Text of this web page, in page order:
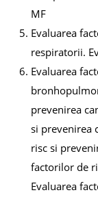
MF
Evaluarea
respiratorii.
Evaluarea
prevenirea
si prevenirea
risc si
factorilor de
Evaluarea